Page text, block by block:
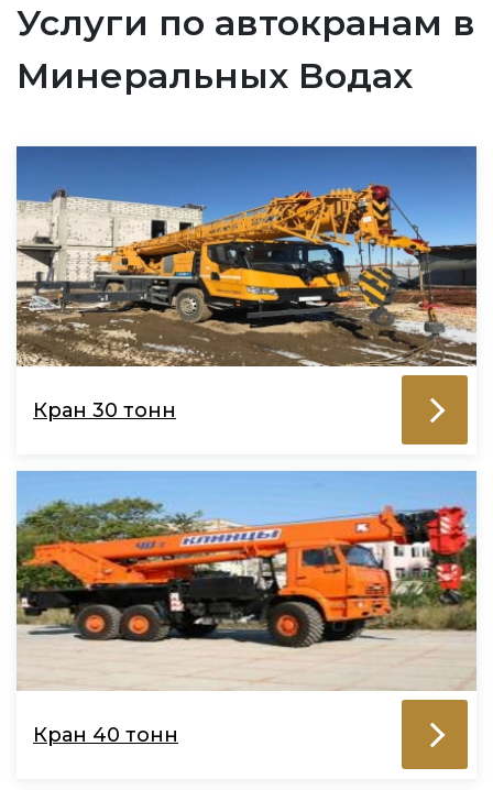
Услуги по автокранам в
Минеральных Водах
Кран 30 тонн
Кран 40 тонн